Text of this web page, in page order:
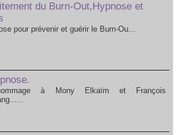
du Burn-Out,Hypnose et
pour prévenir et guérir le Burn-Ou...
à Mony Elkaïm et François